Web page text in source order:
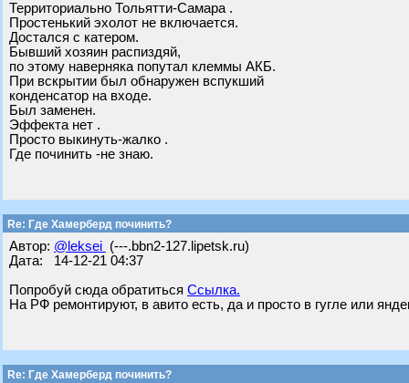
Территориально Тольятти-Самара .
Простенький эхолот не включается.
Достался с катером.
Бывший хозяин распиздяй,
по этому наверняка попутал клеммы АКБ.
При вскрытии был обнаружен вспукший
конденсатор на входе.
Был заменен.
Эффекта нет .
Просто выкинуть-жалко .
Где починить -не знаю.
Re: Где Хамерберд починить?
Автор: @leksei (---.bbn2-127.lipetsk.ru)
Дата: 14-12-21 04:37
Попробуй сюда обратиться Ссылка.
На РФ ремонтируют, в авито есть, да и просто в гугле или
Re: Где Хамерберд починить?